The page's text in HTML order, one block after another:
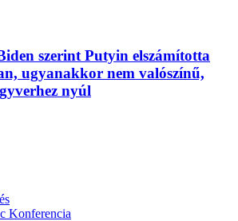
szerint Putyin elszámította
ugyanakkor nem valószínű,
nyúl
Konferencia